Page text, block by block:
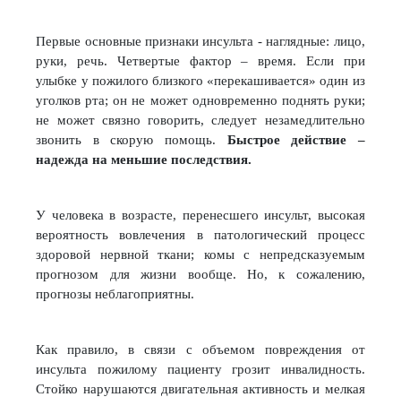
Первые основные признаки инсульта - наглядные: лицо,
руки, речь. Четвертые фактор – время. Если при
улыбке у пожилого близкого «перекашивается» один из
уголков рта; он не может одновременно поднять руки;
не может связно говорить, следует незамедлительно
звонить в скорую помощь. Быстрое действие –
надежда на меньшие последствия.
У человека в возрасте, перенесшего инсульт, высокая
вероятность вовлечения в патологический процесс
здоровой нервной ткани; комы с непредсказуемым
прогнозом для жизни вообще. Но, к сожалению,
прогнозы неблагоприятны.
Как правило, в связи с объемом повреждения от
инсульта пожилому пациенту грозит инвалидность.
Стойко нарушаются двигательная активность и мелкая